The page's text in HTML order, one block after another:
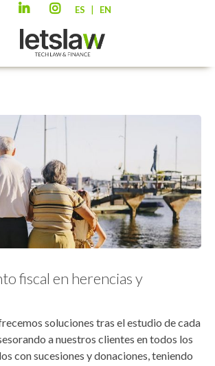
ES EN
fiscal en herencias y
soluciones tras el estudio de cada
a nuestros clientes en todos los
con sucesiones y donaciones, teniendo